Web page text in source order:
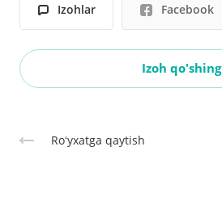
Izohlar Facebook
Izoh qo'shing
Roʻyxatga qaytish